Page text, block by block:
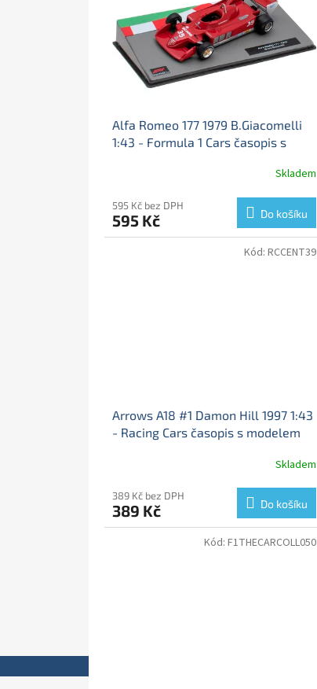
p
Alfa Romeo 177 1979 B.Giacomelli
1:43 - Formula 1 Cars časopis s
Skladem
595 Kč bez DPH
595 Kč Do košíku
Arrows A18 #1 Damon Hill 1997 1:43
- Racing Cars časopis s modelem
Skladem
389 Kč bez DPH
389 Kč Do košíku
Kód: RCCENT39
Kód: F1THECARCOLL050